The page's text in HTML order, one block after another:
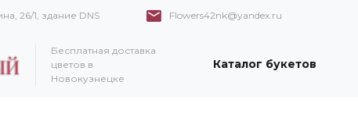
26/1, здание DNS Flowers42nk@yandex.ru
Бесплатная доставка
цветов в
Новокузнецке
Каталог букетов